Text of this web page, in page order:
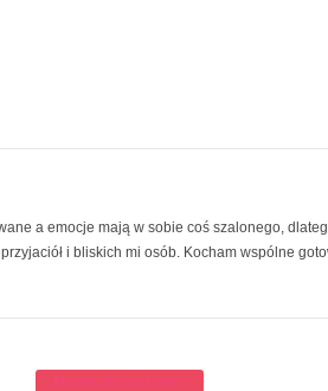
a emocje mają w sobie coś szalonego,
i bliskich mi osób. Kocham wspólne
Maseczki na twarz